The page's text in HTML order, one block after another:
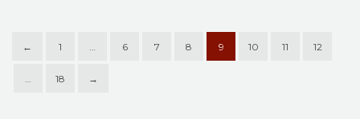
← 1 … 6 7 8 9 10 11 12
… 18 →